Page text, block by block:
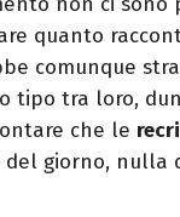
quanto
comunque
tipo tra loro,
che le
del giorno, nulla